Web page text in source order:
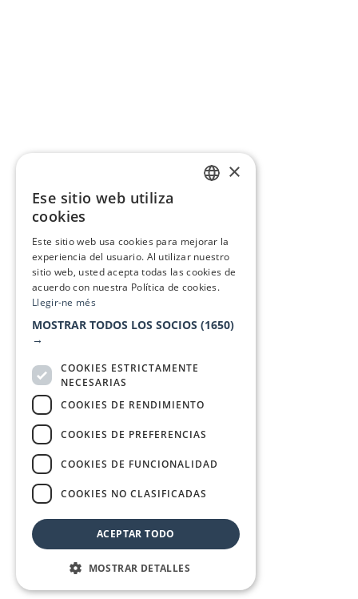
×
Ese sitio web utiliza
cookies
Este sitio web usa cookies para mejorar la
experiencia del usuario. Al utilizar nuestro
sitio web, usted acepta todas las cookies de
acuerdo con nuestra Política de cookies.
Llegir-ne més
MOSTRAR TODOS LOS SOCIOS (1650)
→
COOKIES ESTRICTAMENTE
NECESARIAS
COOKIES DE RENDIMIENTO
COOKIES DE PREFERENCIAS
COOKIES DE FUNCIONALIDAD
COOKIES NO CLASIFICADAS
ACEPTAR TODO
MOSTRAR DETALLES